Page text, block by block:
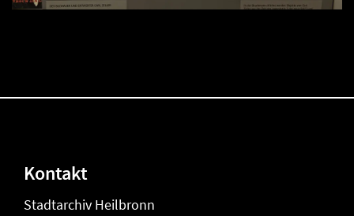
Kontakt
Stadtarchiv Heilbronn